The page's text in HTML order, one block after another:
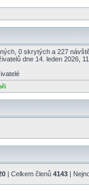
0 skrytých a 227
dne 14. leden 2026,
| Celkem členů 4143 |